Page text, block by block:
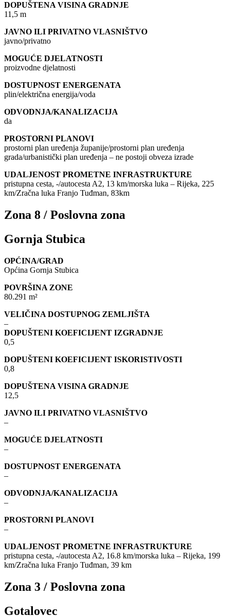
DOPUŠTENA VISINA GRADNJE
11,5 m
JAVNO ILI PRIVATNO VLASNIŠTVO
javno/privatno
MOGUĆE DJELATNOSTI
proizvodne djelatnosti
DOSTUPNOST ENERGENATA
plin/električna energija/voda
ODVODNJA/KANALIZACIJA
da
PROSTORNI PLANOVI
prostorni plan uređenja županije/prostorni plan uređenja
grada/urbanistički plan uređenja – ne postoji obveza izrade
UDALJENOST PROMETNE INFRASTRUKTURE
pristupna cesta, -/autocesta A2, 13 km/morska luka – Rijeka, 225
km/Zračna luka Franjo Tuđman, 83km
Zona 8 / Poslovna zona
Gornja Stubica
OPĆINA/GRAD
Općina Gornja Stubica
POVRŠINA ZONE
80.291 m²
VELIČINA DOSTUPNOG ZEMLJIŠTA
–
DOPUŠTENI KOEFICIJENT IZGRADNJE
0,5
DOPUŠTENI KOEFICIJENT ISKORISTIVOSTI
0,8
DOPUŠTENA VISINA GRADNJE
12,5
JAVNO ILI PRIVATNO VLASNIŠTVO
–
MOGUĆE DJELATNOSTI
–
DOSTUPNOST ENERGENATA
–
ODVODNJA/KANALIZACIJA
–
PROSTORNI PLANOVI
–
UDALJENOST PROMETNE INFRASTRUKTURE
pristupna cesta, -/autocesta A2, 16.8 km/morska luka – Rijeka, 199
km/Zračna luka Franjo Tuđman, 39 km
Zona 3 / Poslovna zona
Gotalovec